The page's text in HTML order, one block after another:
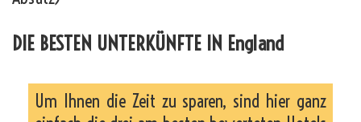
DIE BESTEN UNTERKÜNFTE IN England
Um Ihnen die Zeit zu sparen, sind hier ganz